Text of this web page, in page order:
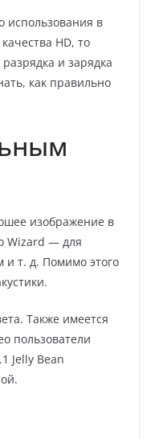
использования в
HD, то
и зарядка
как правильно
изображение в
Wizаrd — для
и т. д. Помимо этого
Также имеется
пользователи
Jеllу Bеаn